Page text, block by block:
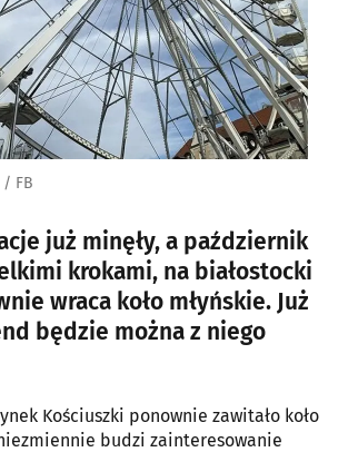
/ FB
już minęły, a październik
krokami, na białostocki
wraca koło młyńskie. Już
będzie można z niego
Kościuszki ponownie zawitało koło
budzi zainteresowanie